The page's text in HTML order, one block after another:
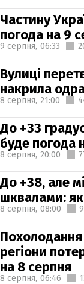
Частину
погода на 9
9 серпня, 06:33
Вулиці
накрила
8 серпня, 21:00
До +33
буде
8 серпня, 20:00
До +38, але
шквалами:
8 серпня, 08:00
Похолодання
регіони
на 8 серпня
8 серпня, 06:46